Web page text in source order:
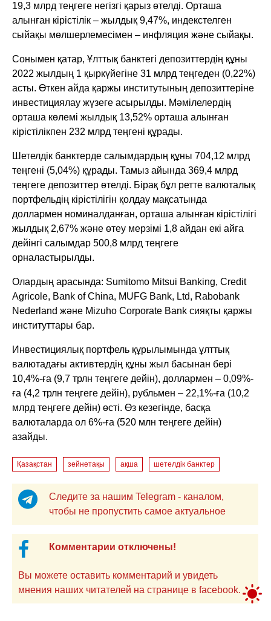
19,3 млрд теңгеге негізгі қарыз өтелді. Орташа
алынған кірістілік – жылдық 9,47%, индекстелген
сыйақы мөлшерлемесімен – инфляция және сыйақы.
Сонымен қатар, Ұлттық банктегі депозиттердің құны
2022 жылдың 1 қыркүйегіне 31 млрд теңгеден (0,22%)
асты. Өткен айда қаржы институтының депозиттеріне
инвестициялау жүзеге асырылды. Мәмілелердің
орташа көлемі жылдық 13,52% орташа алынған
кірістілікпен 232 млрд теңгені құрады.
Шетелдік банктерде салымдардың құны 704,12 млрд
теңгені (5,04%) құрады. Тамыз айында 369,4 млрд
теңгеге депозиттер өтелді. Бірақ бұл ретте валюталық
портфельдің кірістілігін қолдау мақсатында
доллармен номиналданған, орташа алынған кірістілігі
жылдық 2,67% және өтеу мерзімі 1,8 айдан екі айға
дейінгі салымдар 500,8 млрд теңгеге
орналастырылды.
Олардың арасында: Sumitomo Mitsui Banking, Credit
Agricole, Bank of China, MUFG Bank, Ltd, Rabobank
Nederland және Mizuho Corporate Bank сияқты қаржы
институттары бар.
Инвестициялық портфель құрылымында ұлттық
валютадағы активтердің құны жыл басынан бері
10,4%-ға (9,7 трлн теңгеге дейін), доллармен – 0,09%-
ға (4,2 трлн теңгеге дейін), рубльмен – 22,1%-ға (10,2
млрд теңгеге дейін) өсті. Өз кезегінде, басқа
валюталарда ол 6%-ға (520 млн теңгеге дейін)
азайды.
Қазақстан зейнетақы ақша шетелдік банктер
Следите за нашим Telegram - каналом,
чтобы не пропустить самое актуальное
Комментарии отключены!
Вы можете оставить комментарий и увидеть
мнения наших читателей на странице в facebook.